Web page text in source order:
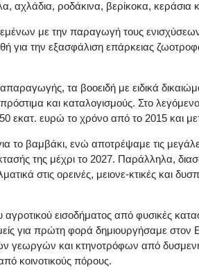
αχλάδια, ροδάκινα, βερίκοκα, κεράσια
με την παραγωγή τους
για την εξασφάλιση επάρκειας
τα βοοειδή με ειδικά
και καταλογισμούς. Στο
εκατ. ευρώ το χρόνο από το 2015 και
το βαμβάκι, ενώ αποτρέψαμε τις
της μέχρι το 2027. Παράλληλα,
στις ορεινές, μειονε-κτικές και
εισοδήματος από φυσικές
για πρώτη φορά δημιουργήσαμε στον
γεωργών και κτηνοτρόφων από
κοινοτικούς πόρους.